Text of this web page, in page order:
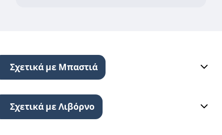
Σχετικά με Μπαστιά
Σχετικά με Λιβόρνο